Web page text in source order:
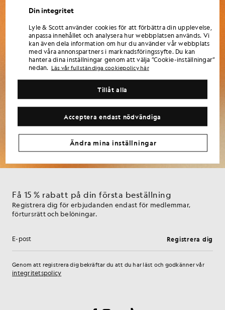
TELEFONNUMMER
LOGGA IN
Genom att ange dina uppgifter och registrera dig samtycker du till att ta emot
marknadsföringsmeddelanden från Lyle & Scott, inklusive information om nya
postmeddelandena eller kontakta vår kundtjänst. För mer information om hur vi
använder och skyddar dina uppgifter, se vår integritetspolicy.
Få 15 % rabatt på din första beställning
Registrera dig för erbjudanden endast för medlemmar,
förtursrätt och belöningar.
E-postadress Registrera dig
Genom att registrera dig bekräftar du att du har läst och godkänner vår
integritetspolicy
Din integritet
Lyle & Scott använder cookies för att förbättra din upplevelse,
anpassa innehållet och analysera hur webbplatsen används. Vi
kan även dela information om hur du använder vår webbplats
med våra annonspartners i marknadsföringssyfte. Du kan
hantera dina inställningar genom att välja ”Cookie-inställningar”
nedan. Läs vår fullständiga cookiepolicy här
Acceptera endast nödvändiga
Tillåt alla
Ändra mina inställningar